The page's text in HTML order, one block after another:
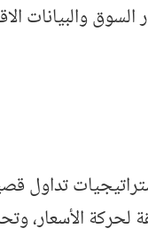
والبيانات
تداول
لحركة الأسعار،